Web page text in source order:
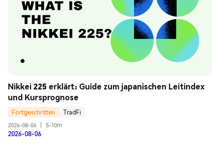
Nikkei 225 erklärt: Guide zum japanischen Leitindex
und Kursprognose
Fortgeschritten
TradFi
2026-08-06
5-10m
2026-08-06